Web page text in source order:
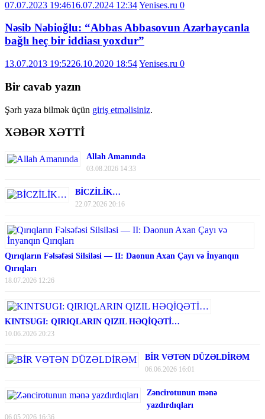
07.07.2023 19:4616.07.2024 12:34Yenises.ru 0
Nəsib Nəbioğlu: “Abbas Abbasovun Azərbaycanla
bağlı heç bir iddiası yoxdur”
13.07.2013 19:5226.10.2020 18:54Yenises.ru 0
Bir cavab yazın
Şərh yaza bilmək üçün giriş etməlisiniz.
XƏBƏR XƏTTİ
Allah Amanında
03.08.2026 14:33
BİCZİLİK…
22.07.2026 20:16
Qırıqların Fəlsəfəsi Silsiləsi — II: Daonun Axan Çayı və İnyanqın
Qırıqları
18.07.2026 12:26
KINTSUGI: QIRIQLARIN QIZIL HƏQİQƏTİ…
10.06.2026 20:23
BİR VƏTƏN DÜZƏLDİRƏM
06.06.2026 16:01
Zəncirotunun mənə
yazdırdıqları
06.05.2026 16:36